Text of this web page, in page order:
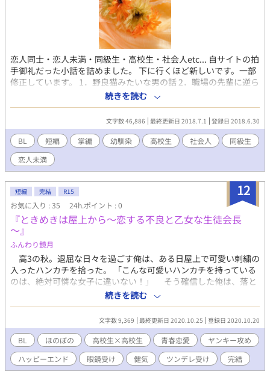
恋人同士・恋人未満・同級生・高校生・社会人etc... 自サイトの拍
手御礼だった小話を詰めました。 下に行くほど新しいです。一部
修正しています。 1．野良猫みたいな男の話 2．職場の先輩に逆ら
えない男の話 3．就職難に直面する男二人 4．天然幼馴染 5．キレ
る同居人 6．友人の謎提案 7．恋人溺愛男 8．ネタにされた男の話
9．幼馴染の片思い 10．ファンタジーギャグ 11．年下ヤンキー攻
め 12．恋人至上主義男 13．嗅覚超人並みな男 14．教師と生徒
15．ホスト×ホスト 16．捕食系情事 17．タチネコ争い 18．堅物
男との同居生活 表紙画像はぱくたそ様(www.pakutaso.com)より
お借りしています。
続きを読む
文字数 46,886 最終更新日 2018.7.1 登録日 2018.6.30
BL 短編 掌編 幼馴染 高校生 社会人
同級生
恋人未満
12
短編 完結 R15
お気に入り : 35 24h.ポイント : 0
『ときめきは屋上から～恋する不良と乙女な生徒会長
～』
ふんわり鏡月
高3の秋。退屈な日々を過ごす俺は、ある日屋上で可愛い刺繍の
入ったハンカチを拾った。 「こんな可愛いハンカチを持っている
のは、絶対可憐な女子に違いない！」 そう確信した俺は、落と
し主を探すことにしたのだが、まさか、その正体があんな奴だっ
たなんて――――
続きを読む
文字数 9,369 最終更新日 2020.10.25 登録日 2020.10.20
BL ほのぼの 高校生×高校生 青春恋愛
ヤンキー攻め
ハッピーエンド
眼鏡受け 健気 ツンデレ受け 完結